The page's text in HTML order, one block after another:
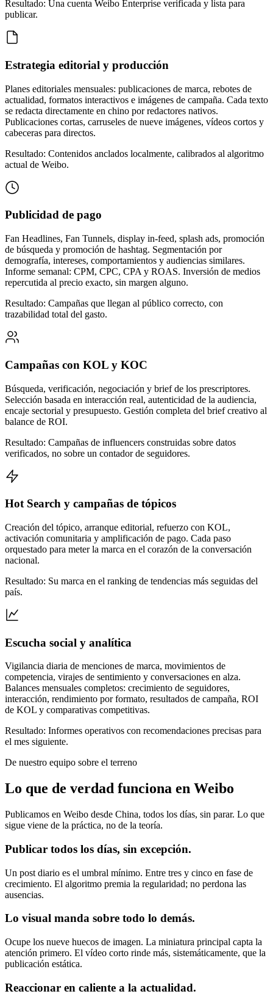
Resultado: Una cuenta Weibo Enterprise verificada y lista para
publicar.
Estrategia editorial y producción
Planes editoriales mensuales: publicaciones de marca, rebotes de
actualidad, formatos interactivos e imágenes de campaña. Cada texto
se redacta directamente en chino por redactores nativos.
Publicaciones cortas, carruseles de nueve imágenes, vídeos cortos y
cabeceras para directos.
Resultado: Contenidos anclados localmente, calibrados al algoritmo
actual de Weibo.
Publicidad de pago
Fan Headlines, Fan Tunnels, display in-feed, splash ads, promoción
de búsqueda y promoción de hashtag. Segmentación por
demografía, intereses, comportamientos y audiencias similares.
Informe semanal: CPM, CPC, CPA y ROAS. Inversión de medios
repercutida al precio exacto, sin margen alguno.
Resultado: Campañas que llegan al público correcto, con
trazabilidad total del gasto.
Campañas con KOL y KOC
Búsqueda, verificación, negociación y brief de los prescriptores.
Selección basada en interacción real, autenticidad de la audiencia,
encaje sectorial y presupuesto. Gestión completa del brief creativo al
balance de ROI.
Resultado: Campañas de influencers construidas sobre datos
verificados, no sobre un contador de seguidores.
Hot Search y campañas de tópicos
Creación del tópico, arranque editorial, refuerzo con KOL,
activación comunitaria y amplificación de pago. Cada paso
orquestado para meter la marca en el corazón de la conversación
nacional.
Resultado: Su marca en el ranking de tendencias más seguidas del
país.
Escucha social y analítica
Vigilancia diaria de menciones de marca, movimientos de
competencia, virajes de sentimiento y conversaciones en alza.
Balances mensuales completos: crecimiento de seguidores,
interacción, rendimiento por formato, resultados de campaña, ROI
de KOL y comparativas competitivas.
Resultado: Informes operativos con recomendaciones precisas para
el mes siguiente.
De nuestro equipo sobre el terreno
Lo que de verdad funciona en Weibo
Publicamos en Weibo desde China, todos los días, sin parar. Lo que
sigue viene de la práctica, no de la teoría.
Publicar todos los días, sin excepción.
Un post diario es el umbral mínimo. Entre tres y cinco en fase de
crecimiento. El algoritmo premia la regularidad; no perdona las
ausencias.
Lo visual manda sobre todo lo demás.
Ocupe los nueve huecos de imagen. La miniatura principal capta la
atención primero. El vídeo corto rinde más, sistemáticamente, que la
publicación estática.
Reaccionar en caliente a la actualidad.